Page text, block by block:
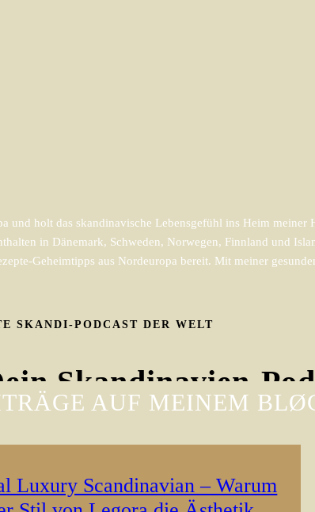
SKANDI-PODCAST DER WELT
Skandinavien-
und holt das skandinavische Lebensgefühl ins Heim meiner
in Dänemark, Schweden, Norwegen, Finnland und
Geheimtipps aus Nordeuropa bereit. Mit meiner
AUF MEINEM
Luxury Scandinavian – Warum